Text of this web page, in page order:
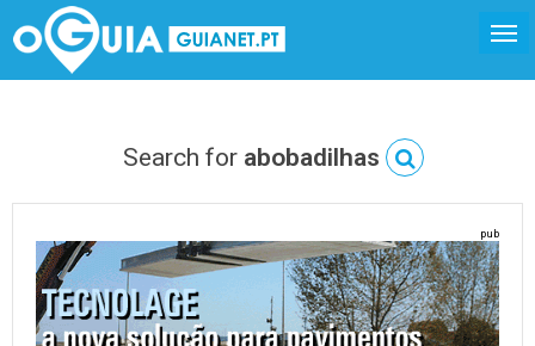
Search for abobadilhas
pub